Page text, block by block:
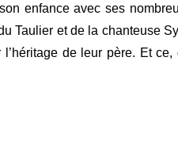
enfance avec ses
Taulier et de la chanteuse
l’héritage de leur père. Et